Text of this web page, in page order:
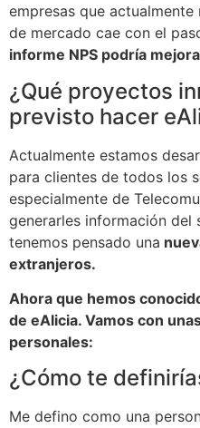
empresas que
de mercado cae con el
informe NPS podría
¿Qué proyectos
previsto hacer
Actualmente estamos
para clientes de todos los
especialmente de
generarles información del
tenemos pensado una
extranjeros.
Ahora que hemos
de eAlicia. Vamos con
personales:
¿Cómo te
Me defino como una